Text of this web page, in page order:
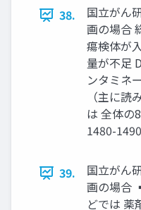
38.
国⽴がん
画の場合
瘍検体が
量が不⾜
ンタミネ
（主に
は 全体の
1480-1490
39.
国⽴がん
画の場合
どでは 薬